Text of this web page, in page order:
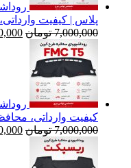
پلاس | کیفیت
7,000,000 تومان
کیفیت وارداتی،
7,000,000 تومان